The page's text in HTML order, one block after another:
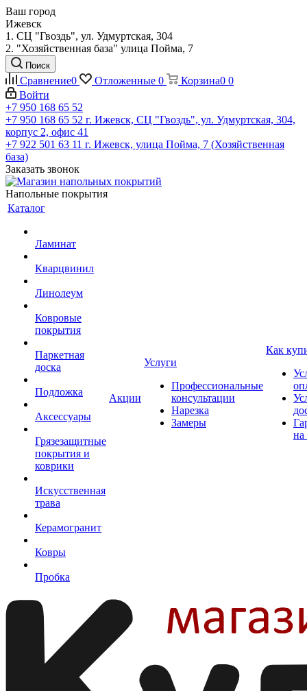
Ваш город
Ижевск
1. СЦ "Гвоздь", ул. Удмуртская, 304
2. "Хозяйственная база" улица Пойма, 7
Поиск
Сравнение0 Отложенные 0 Корзина0 0
Войти
+7 950 168 65 52
+7 950 168 65 52 г. Ижевск, СЦ "Гвоздь", ул. Удмуртская, 304,
корпус 2, офис 41
+7 922 501 63 11 г. Ижевск, улица Пойма, 7 (Хозяйственная
база)
Заказать звонок
Напольные покрытия
Каталог
Ламинат
Кварцвинил
Линолеум
Ковровые
покрытия
Паркетная
доска
Подложка
Аксессуары
Грязезащитные
покрытия и
коврики
Искусственная
трава
Керамогранит
Ковры
Пробка
Акции
Услуги
Профессиональные
консультации
Нарезка
Замеры
Как
на